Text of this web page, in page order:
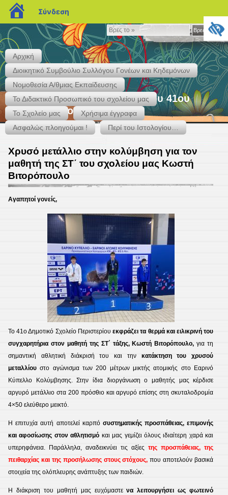
Βρες
το
»
Βρες το »
Αρχική
Διοικητικό Συμβούλιο Συλλόγου Γονέων και Κηδεμόνων
Νομοθεσία Α/θμιας Εκπαίδευσης
Το Διδακτικό Προσωπικό του σχολείου μας
Το Σχολείο μας
Χρήσιμα έγγραφα
Ασφαλώς πλοηγούμαι !
Περί του Ιστολογίου…
"Ιστολογείν" – Το Ιστολόγιο του 41ου
Δημ. Σχολείου Περιστερίου
Κάκτου & Αγ. Ιεροθέου – Τηλ. 2105759937 – 2131301417
Χρυσό μετάλλιο στην κολύμβηση για τον
μαθητή της ΣΤ΄ του σχολείου μας Κωστή
Βιτορόπουλο
Αγαπητοί γονείς,
Το 41ο Δημοτικό Σχολείο Περιστερίουεκφράζει τα θερμά και ειλικρινή του
συγχαρητήρια στον μαθητή της ΣΤ΄ τάξης, Κωστή Βιτορόπουλο, για τη
σημαντική αθλητική διάκρισή του και την κατάκτηση του χρυσού
μεταλλίου στο αγώνισμα των 200 μέτρων μικτής ατομικής στο Εαρινό
Κύπελλο Κολύμβησης. Στην ίδια διοργάνωση ο μαθητής μας κέρδισε
αργυρό μετάλλιο στα 200 πρόσθιο και αργυρό επίσης στη σκυταλοδρομία
4×50 ελεύθερο μεικτό.
Η επιτυχία αυτή αποτελεί καρπό συστηματικής προσπάθειας, επιμονής
και αφοσίωσης στον αθλητισμό και μας γεμίζει όλους ιδιαίτερη χαρά και
υπερηφάνεια. Παράλληλα, αναδεικνύει τις αξίεςτης προσπάθειας, της
πειθαρχίας και της προσήλωσης στους στόχους, που αποτελούν βασικά
στοιχεία της ολόπλευρης ανάπτυξης των παιδιών.
Η διάκριση του μαθητή μας ευχόμαστενα λειτουργήσει ως φωτεινό
blogs.sch.gr
Σύνδεση